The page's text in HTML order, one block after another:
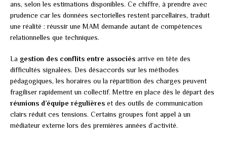
ans, selon les estimations disponibles. Ce chiffre, à prendre avec
prudence car les données sectorielles restent parcellaires, traduit
une réalité : réussir une MAM demande autant de compétences
relationnelles que techniques.
La gestion des conflits entre associés arrive en tête des
difficultés signalées. Des désaccords sur les méthodes
pédagogiques, les horaires ou la répartition des charges peuvent
fragiliser rapidement un collectif. Mettre en place dès le départ des
réunions d’équipe régulières et des outils de communication
clairs réduit ces tensions. Certains groupes font appel à un
médiateur externe lors des premières années d’activité.